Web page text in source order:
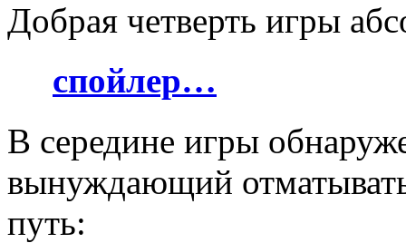
Добрая четверть игры
спойлер…
В середине игры
вынуждающий
путь: